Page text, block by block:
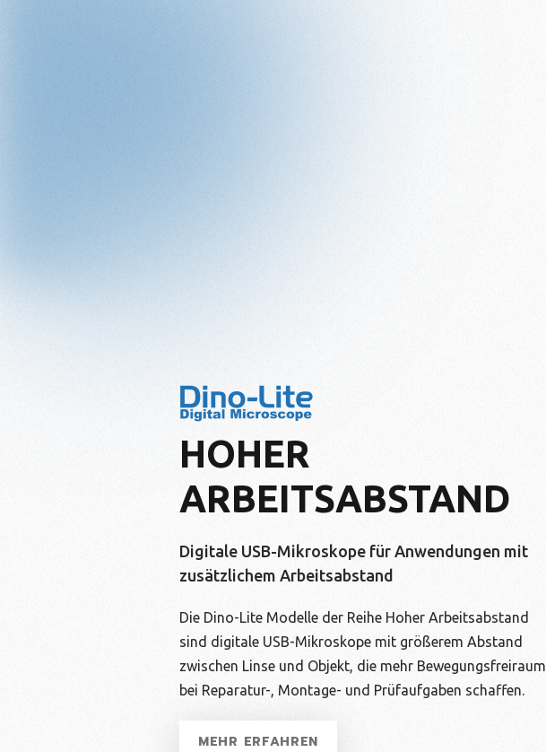
HOHER
ARBEITSABSTAND
Digitale USB-Mikroskope für Anwendungen mit
zusätzlichem Arbeitsabstand
Die Dino-Lite Modelle der Reihe Hoher Arbeitsabstand
sind digitale USB-Mikroskope mit größerem Abstand
zwischen Linse und Objekt, die mehr Bewegungsfreiraum
bei Reparatur-, Montage- und Prüfaufgaben schaffen.
MEHR ERFAHREN